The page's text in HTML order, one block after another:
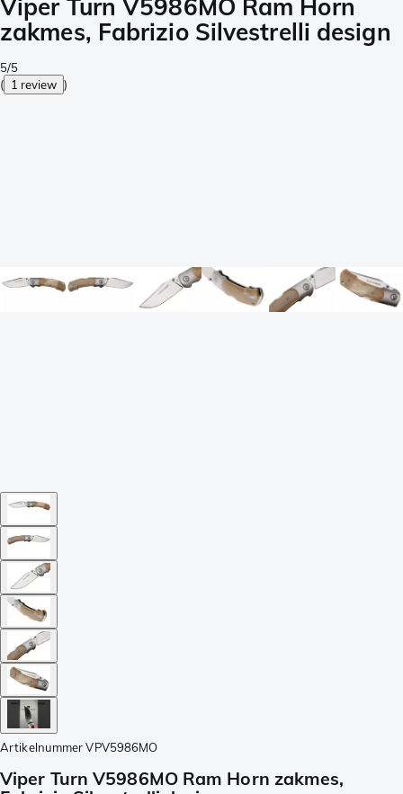
Viper Turn V5986MO Ram Horn
zakmes, Fabrizio Silvestrelli design
5/5
( 1 review )
Artikelnummer VPV5986MO
Viper Turn V5986MO Ram Horn zakmes,